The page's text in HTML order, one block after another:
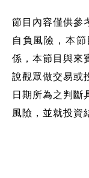
節目內容僅供參
自負風險，本
係，本節目與來
說觀眾做交易或
日期所為之判斷
風險，並就投資